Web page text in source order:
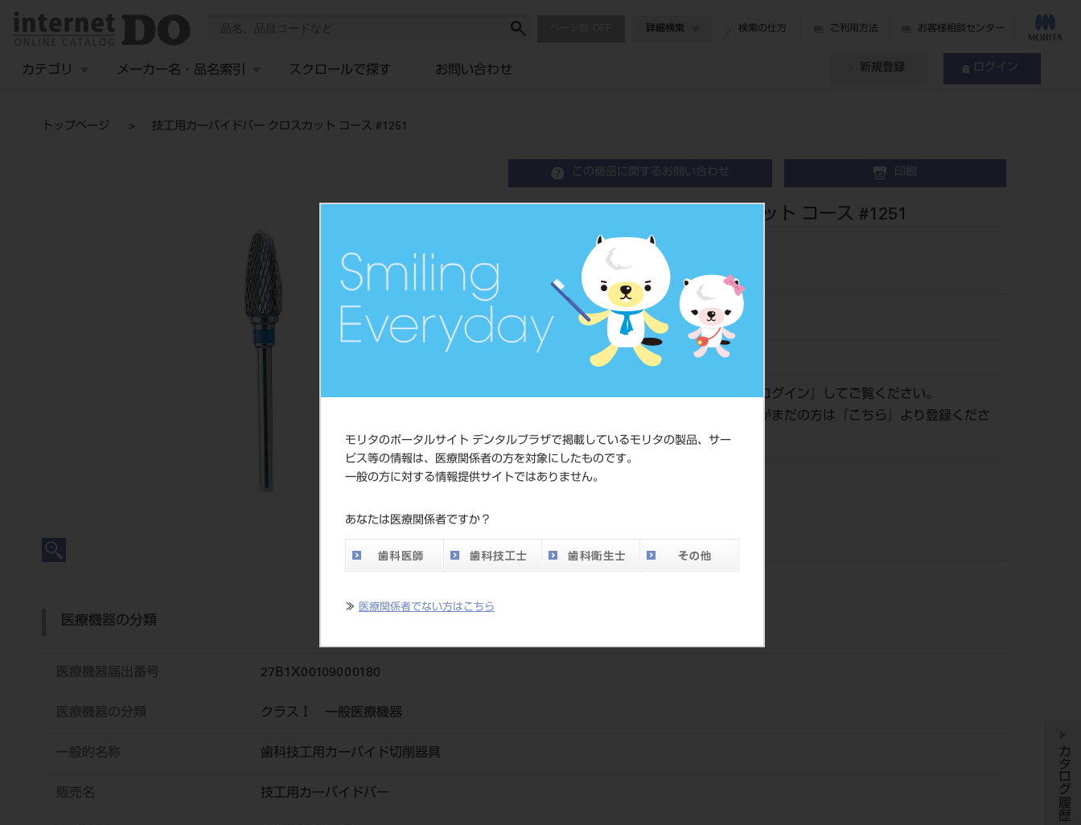
モリタのポータルサイト デンタルプラザで掲載しているモリタの製品、サー
ビス等の情報は、医療関係者の方を対象にしたものです。
一般の方に対する情報提供サイトではありません。
あなたは医療関係者ですか？
≫ 医療関係者でない方はこちら
詳細検索 検索の仕方 ご利用方法 お客様相談センター
カテゴリ メーカー名・品名索引 スクロールで探す お問い合わせ 新規登録 ログイン
トップページ 技工用カーバイドバー クロスカット コース #1251
この商品に関するお問い合わせ 印刷
技工用カーバイドバー クロスカット コース #1251
Laboratory Carbide Bur
歯科技工用カーバイド切削器具
品目コード 2062900061-251
JAN/EANコード 4560266481426
価格の確認は『ログイン 』してご覧ください。
ネット会員登録がまだの方は『
こちら
』より登録くださ
い。
メーカー
ジ
医療機器の分類
医療機器届出番号 27B1X00109000180
医療機器の分類 クラスⅠ 一般医療機器
一般的名称 歯科技工用カーバイド切削器具
販売名 技工用カーバイドバー カタログ履歴